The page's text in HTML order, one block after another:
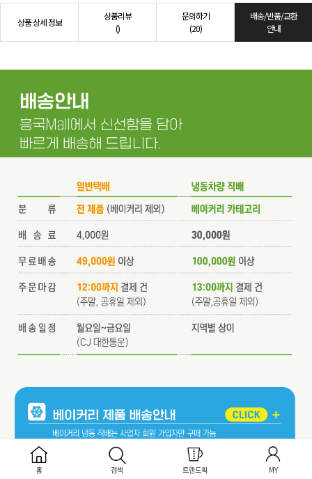
상품 상세 정보
상품리뷰
()
문의하기
(20)
배송/반품/교환
안내
홈 검색 트렌드픽 MY